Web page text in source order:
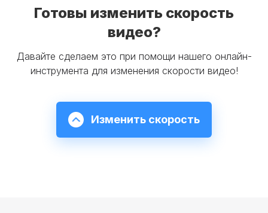
Готовы изменить скорость
видео?
Давайте сделаем это при помощи нашего онлайн-
инструмента для изменения скорости видео!
Изменить скорость